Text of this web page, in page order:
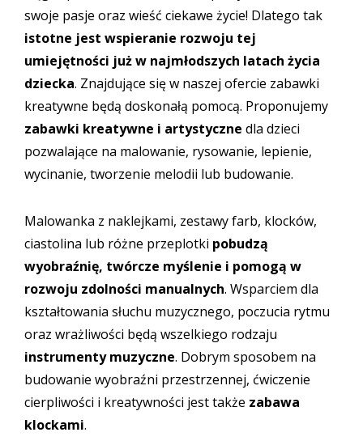
swoje pasje oraz wieść ciekawe życie! Dlatego tak
istotne jest wspieranie rozwoju tej
umiejętności już w najmłodszych latach życia
dziecka. Znajdujące się w naszej ofercie zabawki
kreatywne będą doskonałą pomocą. Proponujemy
zabawki kreatywne i artystyczne dla dzieci
pozwalające na malowanie, rysowanie, lepienie,
wycinanie, tworzenie melodii lub budowanie.
Malowanka z naklejkami, zestawy farb, klocków,
ciastolina lub różne przeplotki pobudzą
wyobraźnię, twórcze myślenie i pomogą w
rozwoju zdolności manualnych. Wsparciem dla
kształtowania słuchu muzycznego, poczucia rytmu
oraz wrażliwości będą wszelkiego rodzaju
instrumenty muzyczne. Dobrym sposobem na
budowanie wyobraźni przestrzennej, ćwiczenie
cierpliwości i kreatywności jest także zabawa
klockami.